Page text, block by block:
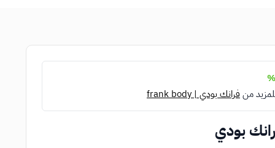
من فرانك بودي | frank body
بودي